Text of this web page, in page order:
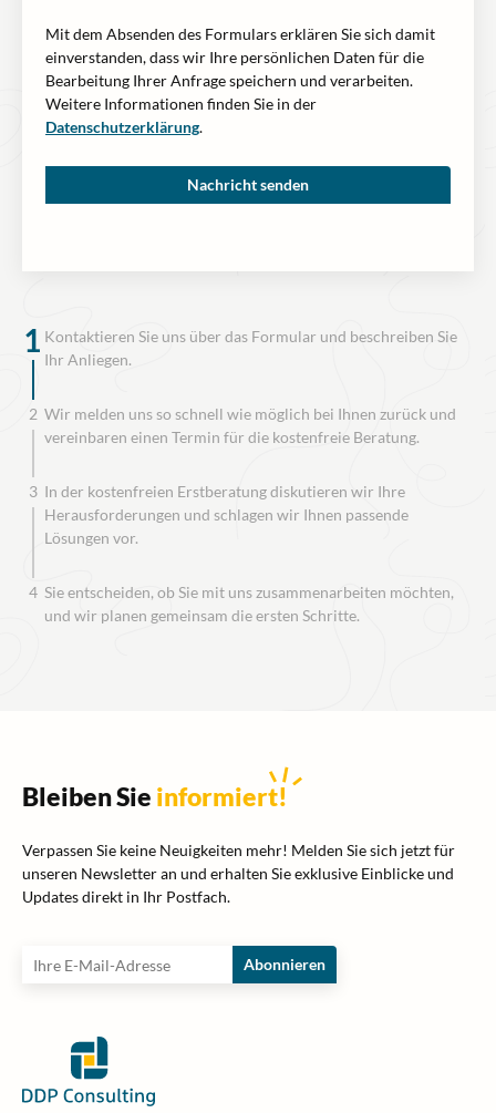
Mit dem Absenden des Formulars erklären Sie sich damit
einverstanden, dass wir Ihre persönlichen Daten für die
Bearbeitung Ihrer Anfrage speichern und verarbeiten.
Weitere Informationen finden Sie in der
Datenschutzerklärung.
1 Kontaktieren Sie uns über das Formular und beschreiben Sie
Ihr Anliegen.
2 Wir melden uns so schnell wie möglich bei Ihnen zurück und
vereinbaren einen Termin für die kostenfreie Beratung.
3 In der kostenfreien Erstberatung diskutieren wir Ihre
Herausforderungen und schlagen wir Ihnen passende
Lösungen vor.
4 Sie entscheiden, ob Sie mit uns zusammenarbeiten möchten,
und wir planen gemeinsam die ersten Schritte.
Bleiben Sie informiert!
Verpassen Sie keine Neuigkeiten mehr! Melden Sie sich jetzt für
unseren Newsletter an und erhalten Sie exklusive Einblicke und
Updates direkt in Ihr Postfach.
Abonnieren